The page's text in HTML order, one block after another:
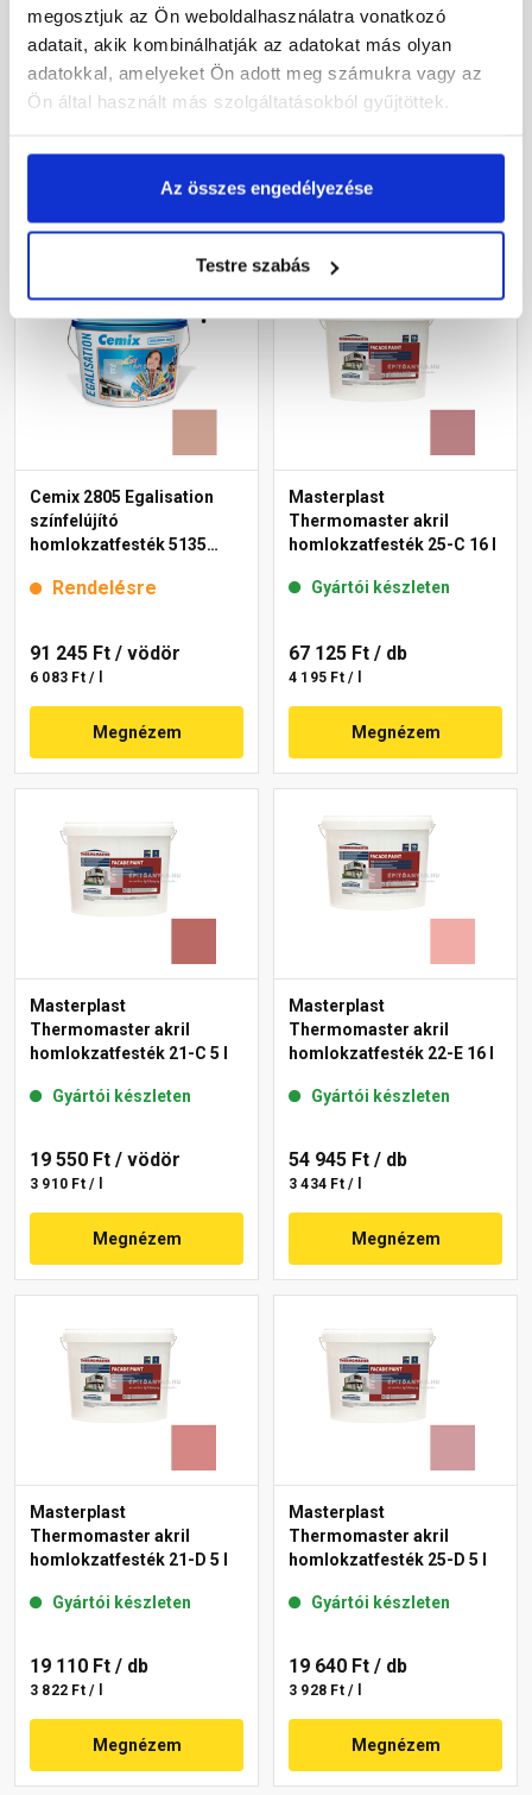
megosztjuk az Ön weboldalhasználatra vonatkozó
adatait, akik kombinálhatják az adatokat más olyan
adatokkal, amelyeket Ön adott meg számukra vagy az
Ön által használt más szolgáltatásokból gyűjtöttek.
Az összes engedélyezése
Testre szabás
diszperziós
homlokzatfesték 5153
rusty 15 l
Rendelésre
Megnézem
diszperziós
homlokzatfesték 5173
Rendelésre
Megnézem
Cemix 2805 Egalisation
színfelújító
homlokzatfesték 5135
Rendelésre
91 245 Ft / vödör
6 083 Ft / l
Megnézem
Masterplast
Thermomaster akril
homlokzatfesték 25-C 16 l
Gyártói készleten
67 125 Ft / db
4 195 Ft / l
Megnézem
Masterplast
Thermomaster akril
homlokzatfesték 21-C 5 l
Gyártói készleten
19 550 Ft / vödör
3 910 Ft / l
Megnézem
Masterplast
Thermomaster akril
homlokzatfesték 22-E 16 l
Gyártói készleten
54 945 Ft / db
3 434 Ft / l
Megnézem
Masterplast
Thermomaster akril
homlokzatfesték 21-D 5 l
Gyártói készleten
19 110 Ft / db
3 822 Ft / l
Megnézem
Masterplast
Thermomaster akril
homlokzatfesték 25-D 5 l
Gyártói készleten
19 640 Ft / db
3 928 Ft / l
Megnézem